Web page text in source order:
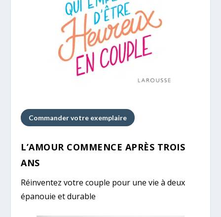
Commander votre exemplaire
L’AMOUR COMMENCE APRÈS TROIS
ANS
Réinventez votre couple pour une vie à deux
épanouie et durable